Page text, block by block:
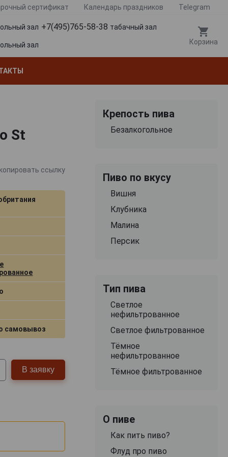
сертификат Календарь праздников Telegram
зал +7(495)765-58-38 табачный зал
зал Корзина
St
ссылку
самовывоз
В заявку
Крепость пива
Безалкогольное
Пиво по вкусу
Вишня
Клубника
Малина
Персик
Тип пива
Светлое
нефильтрованное
Светлое фильтрованное
Тёмное
нефильтрованное
Тёмное фильтрованное
О пиве
Как пить пиво?
Флуд про пиво